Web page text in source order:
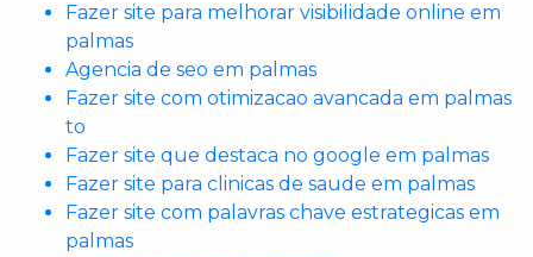
Fazer site para melhorar visibilidade online em
palmas
Agencia de seo em palmas
Fazer site com otimizacao avancada em palmas
to
Fazer site que destaca no google em palmas
Fazer site para clinicas de saude em palmas
Fazer site com palavras chave estrategicas em
palmas